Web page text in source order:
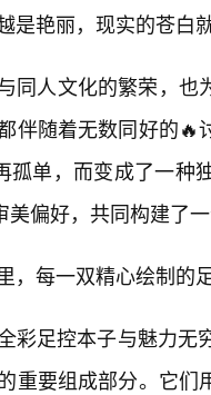
是艳丽，现实的苍白
同人文化的繁荣，也
伴随着无数同好的
孤单，而变成了一
美偏好，共同构建了
，每一双精心绘制的
彩足控本子与魅力无
重要组成部分。它